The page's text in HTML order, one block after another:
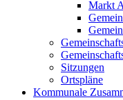
Markt
Sitzungen
Ortspläne
Kommunale